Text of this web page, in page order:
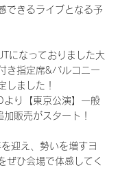
できるライブとなる予
になっておりました大
き指定席&バルコニー
しました！
り【東京公演】一般
販売がスタート！
迎え、勢いを増すヨ
ぜひ会場で体感してく